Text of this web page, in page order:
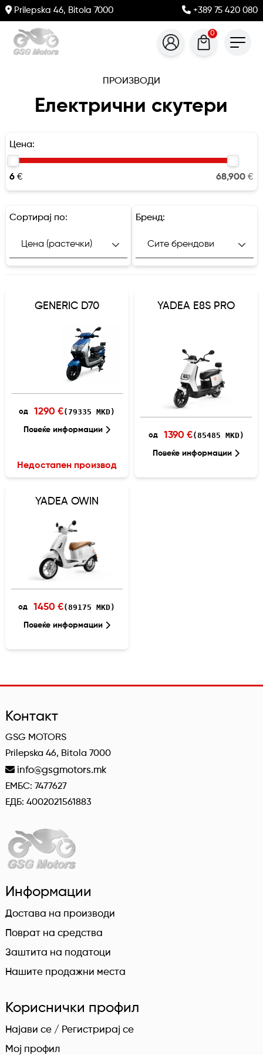
Prilepska 46, Bitola 7000 +389 75 420 080
0
ПРОИЗВОДИ
Електрични скутери
Цена:
6€ 68,900 €
Сортирај по: Бренд:
GENERIC D70
Повеќе информации
од 1290 €(79335 MKD)
Недостапен производ
YADEA E8S PRO
Повеќе информации
од 1390 €(85485 MKD)
YADEA OWIN
Повеќе информации
од 1450 €(89175 MKD)
Контакт
GSG MOTORS
Prilepska 46, Bitola 7000
info@gsgmotors.mk
ЕМБС: 7477627
ЕДБ: 4002021561883
Информации
Достава на производи
Поврат на средства
Заштита на податоци
Нашите продажни места
Кориснички профил
Најави се / Регистрирај се
Мој профил